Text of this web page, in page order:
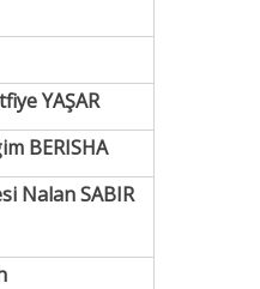
YAŞAR
BERISHA
Nalan SABIR